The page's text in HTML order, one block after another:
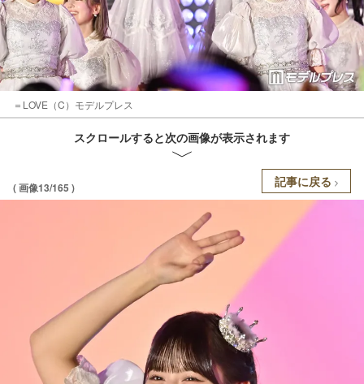
＝LOVE（C）モデルプレス
スクロールすると次の画像が表示されます
( 画像13/165 ) 記事に戻る